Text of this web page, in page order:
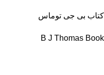
کتاب بی جی توماس
B J Thomas Book